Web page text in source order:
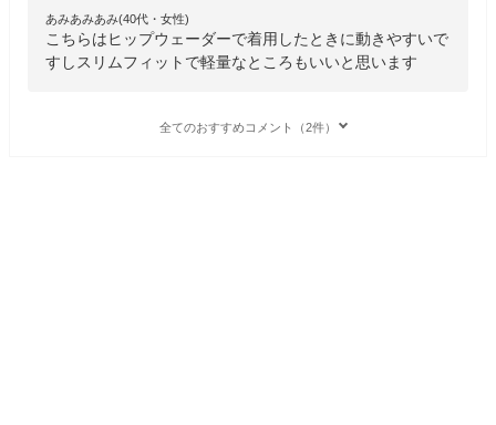
あみあみあみ(40代・女性)
こちらはヒップウェーダーで着用したときに動きやすいで
すしスリムフィットで軽量なところもいいと思います
全てのおすすめコメント（2件）